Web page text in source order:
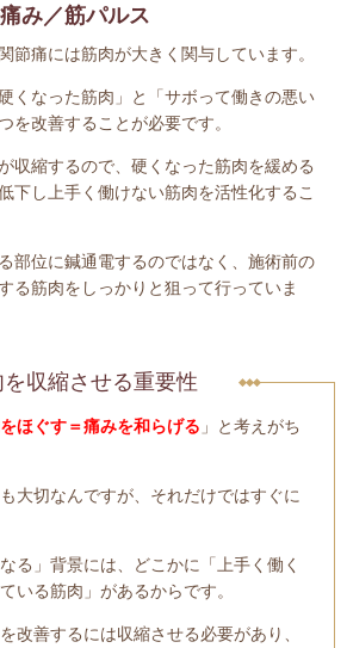
み／筋パルス
節痛には筋肉が大きく関与しています。
くなった筋肉」と「サボって働きの悪い
を改善することが必要です。
収縮するので、硬くなった筋肉を緩める
下し上手く働けない筋肉を活性化するこ
部位に鍼通電するのではなく、施術前の
る筋肉をしっかりと狙って行っていま
収縮させる重要性
ほぐす＝痛みを和らげる 」と考えがち
大切なんですが、それだけではすぐに
る」背景には、どこかに「上手く働く
いる筋肉」があるからです。
改善するには収縮させる必要があり、